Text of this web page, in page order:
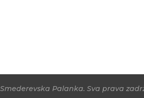
Smederevska Palanka. Sva prava